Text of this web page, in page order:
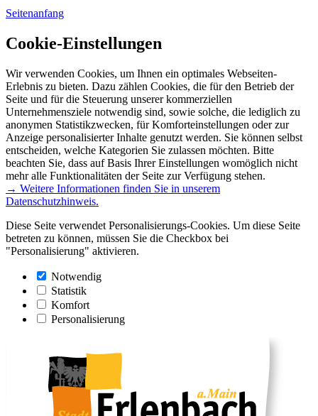
Seitenanfang
Cookie-Einstellungen
Wir verwenden Cookies, um Ihnen ein optimales Webseiten-
Erlebnis zu bieten. Dazu zählen Cookies, die für den Betrieb der
Seite und für die Steuerung unserer kommerziellen
Unternehmensziele notwendig sind, sowie solche, die lediglich zu
anonymen Statistikzwecken, für Komforteinstellungen oder zur
Anzeige personalisierter Inhalte genutzt werden. Sie können selbst
entscheiden, welche Kategorien Sie zulassen möchten. Bitte
beachten Sie, dass auf Basis Ihrer Einstellungen womöglich nicht
mehr alle Funktionalitäten der Seite zur Verfügung stehen.
→ Weitere Informationen finden Sie in unserem
Datenschutzhinweis.
Diese Seite verwendet Personalisierungs-Cookies. Um diese Seite
betreten zu können, müssen Sie die Checkbox bei
"Personalisierung" aktivieren.
Notwendig
Statistik
Komfort
Personalisierung